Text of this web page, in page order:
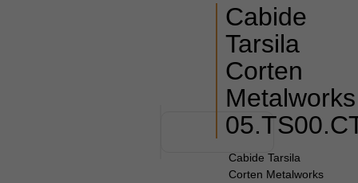
Cabide
Tarsila
Corten
Metalworks
Cabide Tarsila
Corten Metalworks